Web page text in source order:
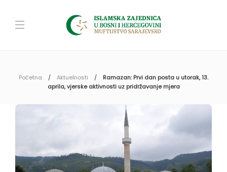
Početna Aktuelnosti
Ramazan: Prvi dan posta u utorak, 13.
aprila, vjerske aktivnosti uz pridržavanje mjera